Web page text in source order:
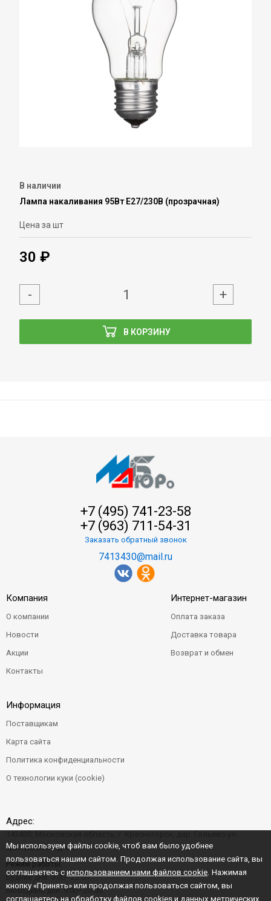
В наличии
Лампа накаливания 95Вт Е27/230В (прозрачная)
Цена за шт
30 ₽
В КОРЗИНУ
- +
+7 (495) 741-23-58
+7 (963) 711-54-31
Заказать обратный звонок
7413430@mail.ru
Компания
О компании
Новости
Акции
Контакты
Интернет-магазин
Оплата заказа
Доставка товара
Возврат и обмен
Информация
Поставщикам
Карта сайта
Политика конфиденциальности
О технологии куки (cookie)
Адрес:
Центральная д. 6"Б"
Режим работы:
Будние дни: 9:00–22:00
Выходные дни: 9:00–20:00
Мы используем файлы cookie, чтоб вам было удобнее
пользоваться нашим сайтом. Продолжая использование сайта, вы
соглашаетесь с использованием нами файлов cookie . Нажимая
кнопку «Принять» или продолжая пользоваться сайтом, вы
соглашаетесь на обработку файлов cookies и данных метрических